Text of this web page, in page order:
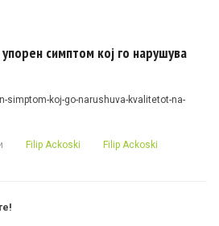
симптом кој го нарушува
Filip Ackoski
Filip Ackoski